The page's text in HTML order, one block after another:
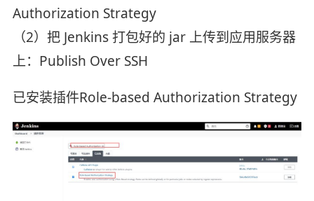
Authorization Strategy
（2）把 Jenkins 打包好的 jar 上传到应用服务器
上：Publish Over SSH
已安装插件Role-based Authorization Strategy